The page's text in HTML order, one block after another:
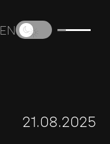
EN
21.08.2025